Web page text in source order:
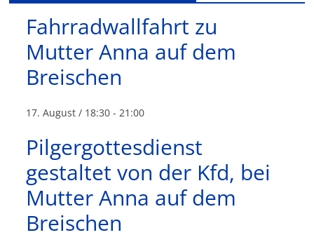
Fahrradwallfahrt zu
Mutter Anna auf dem
Breischen
17. August / 18:30 -21:00
Pilgergottesdienst
gestaltet von der Kfd, bei
Mutter Anna auf dem
Breischen